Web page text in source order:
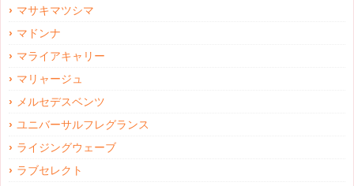
マサキマツシマ
マドンナ
マライアキャリー
マリャージュ
メルセデスベンツ
ユニバーサルフレグランス
ライジングウェーブ
ラブセレクト